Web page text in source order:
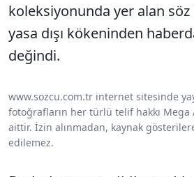
koleksiyonunda yer alan
yasa dışı kökeninden
değindi.
www.sozcu.com.tr internet sitesinde
fotoğrafların her türlü telif hakkı Mega
aittir. İzin alınmadan, kaynak
edilemez.